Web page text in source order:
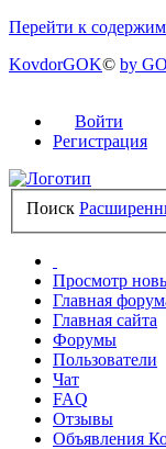
Перейти к
KovdorGOK© by
Войти
Регистрация
Поиск
Просмотр
Главная
Главная сайта
Форумы
Пользователи
Чат
FAQ
Отзывы
Объявления